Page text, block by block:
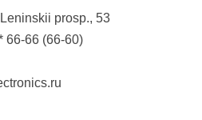
prosp., 53
66-66 (66-60)